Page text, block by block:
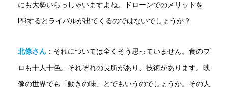
にも大勢いらっしゃいますよね。ドローンでのメリットを
PRするとライバルが出てくるのではないでしょうか？
北條さん ： それについては全くそう思っていません。食のプ
ロも十人十色。それぞれの長所があり、技術があります。映
像の世界でも「動きの味」とでもいうのでしょうか。その人